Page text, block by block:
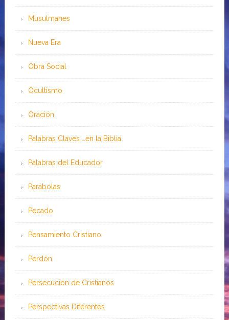
Musulmanes
Nueva Era
Obra Social
Ocultismo
Oración
Palabras Claves …en la Biblia
Palabras del Educador
Parábolas
Pecado
Pensamiento Cristiano
Perdón
Persecución de Cristianos
Perspectivas Diferentes